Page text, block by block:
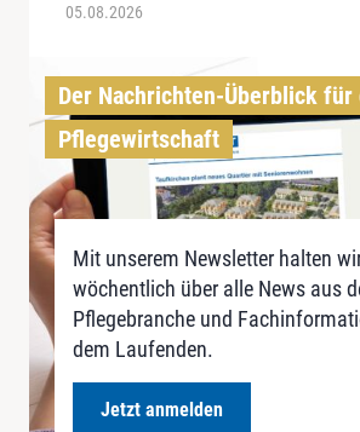
05.08.2026
Der Nachrichten-Überblick für
Pflegewirtschaft
Mit unserem Newsletter halten
wöchentlich über alle News aus
Pflegebranche und
dem Laufenden.
Jetzt anmelden